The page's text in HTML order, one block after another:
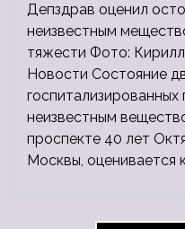
Депздрав оценил
неизвестным
тяжести Фото:
Новости Состояние
неизвестным
проспекте 40 лет
Москвы, оценивается